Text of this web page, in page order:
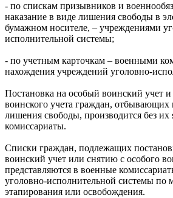
- по спискам призывников и
наказание в виде лишения свободы в
бумажном носителе, – учреждениями
исполнительной системы;
- по учетным карточкам – военными
нахождения учреждений уголовно-
Постановка на особый воинский учет и
воинского учета граждан, отбывающих
лишения свободы, производится без
комиссариаты.
Списки граждан, подлежащих
воинский учет или снятию с особого
представляются в военные
уголовно-исполнительной системы по
этапирования или освобождения.